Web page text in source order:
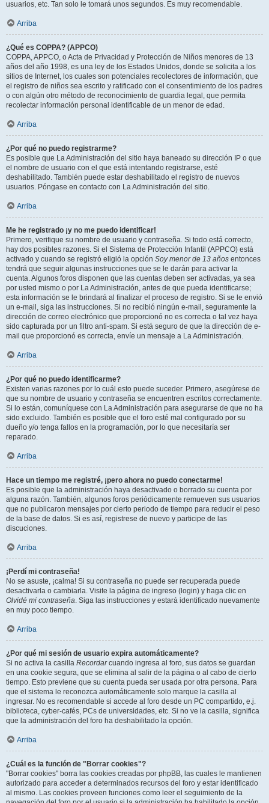
usuarios, etc. Tan solo le tomará unos segundos. Es muy recomendable.
Arriba
¿Qué es COPPA? (APPCO)
COPPA, APPCO, o Acta de Privacidad y Protección de Niños menores de 13
años del año 1998, es una ley de los Estados Unidos, donde se solicita a los
sitios de Internet, los cuales son potenciales recolectores de información, que
el registro de niños sea escrito y ratificado con el consentimiento de los padres
o con algún otro método de reconocimiento de guardia legal, que permita
recolectar información personal identificable de un menor de edad.
Arriba
¿Por qué no puedo registrarme?
Es posible que La Administración del sitio haya baneado su dirección IP o que
el nombre de usuario con el que está intentando registrarse, esté
deshabilitado. También puede estar deshabilitado el registro de nuevos
usuarios. Póngase en contacto con La Administración del sitio.
Arriba
Me he registrado ¡y no me puedo identificar!
Primero, verifique su nombre de usuario y contraseña. Si todo está correcto,
hay dos posibles razones. Si el Sistema de Protección Infantil (APPCO) está
activado y cuando se registró eligió la opción Soy menor de 13 años entonces
tendrá que seguir algunas instrucciones que se le darán para activar la
cuenta. Algunos foros disponen que las cuentas deben ser activadas, ya sea
por usted mismo o por La Administración, antes de que pueda identificarse;
esta información se le brindará al finalizar el proceso de registro. Si se le envió
un e-mail, siga las instrucciones. Si no recibió ningún e-mail, seguramente la
dirección de correo electrónico que proporcionó no es correcta o tal vez haya
sido capturada por un filtro anti-spam. Si está seguro de que la dirección de e-
mail que proporcionó es correcta, envíe un mensaje a La Administración.
Arriba
¿Por qué no puedo identificarme?
Existen varias razones por lo cuál esto puede suceder. Primero, asegúrese de
que su nombre de usuario y contraseña se encuentren escritos correctamente.
Si lo están, comuníquese con La Administración para asegurarse de que no ha
sido excluido. También es posible que el foro esté mal configurado por su
dueño y/o tenga fallos en la programación, por lo que necesitaría ser
reparado.
Arriba
Hace un tiempo me registré, ¡pero ahora no puedo conectarme!
Es posible que la administración haya desactivado o borrado su cuenta por
alguna razón. También, algunos foros periódicamente remueven sus usuarios
que no publicaron mensajes por cierto periodo de tiempo para reducir el peso
de la base de datos. Si es así, registrese de nuevo y participe de las
discuciones.
Arriba
¡Perdí mi contraseña!
No se asuste, ¡calma! Si su contraseña no puede ser recuperada puede
desactivarla o cambiarla. Visite la página de ingreso (login) y haga clic en
Olvidé mi contraseña. Siga las instrucciones y estará identificado nuevamente
en muy poco tiempo.
Arriba
¿Por qué mi sesión de usuario expira automáticamente?
Si no activa la casilla Recordarcuando ingresa al foro, sus datos se guardan
en una cookie segura, que se elimina al salir de la página o al cabo de cierto
tiempo. Esto previene que su cuenta pueda ser usada por otra persona. Para
que el sistema le reconozca automáticamente solo marque la casilla al
ingresar. No es recomendable si accede al foro desde un PC compartido, e.j.
biblioteca, cyber-cafés, PCs de universidades, etc. Si no ve la casilla, significa
que la administración del foro ha deshabilitado la opción.
Arriba
¿Cuál es la función de "Borrar cookies"?
"Borrar cookies" borra las cookies creadas por phpBB, las cuales le mantienen
autorizado para acceder a determinados recursos del foro y estar identificado
al mismo. Las cookies proveen funciones como leer el seguimiento de la